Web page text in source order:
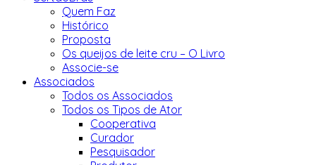
Quem Faz
Histórico
Proposta
Os queijos de leite cru – O Livro
Associe-se
Associados
Todos os Associados
Todos os Tipos de Ator
Cooperativa
Curador
Pesquisador